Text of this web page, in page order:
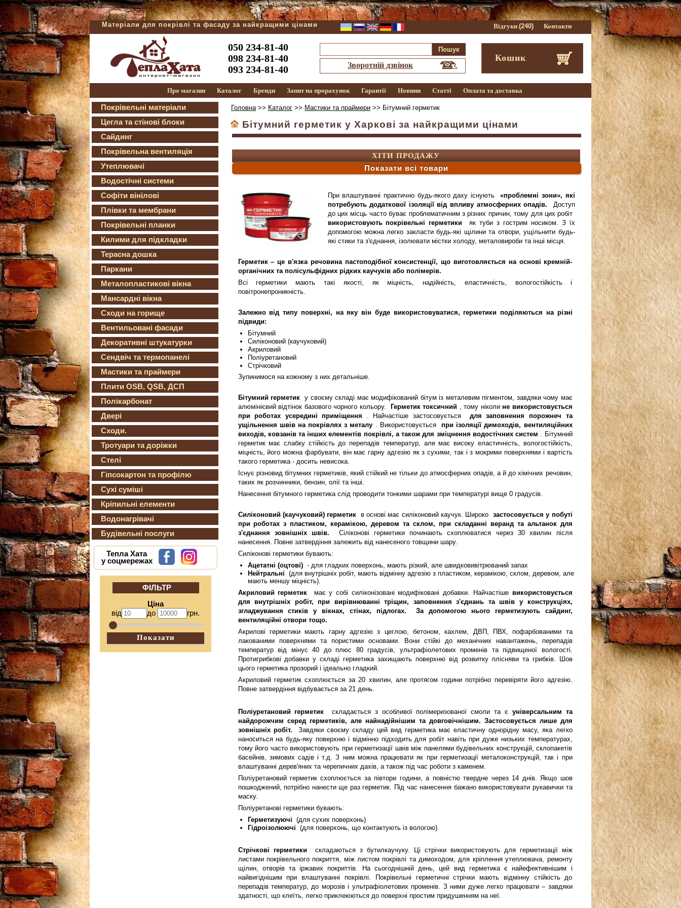
Матеріали для покрівлі та фасаду за найкращими цінами Відгуки (240) Контакти
050 234-81-40
098 234-81-40
093 234-81-40
Зворотній дзвінок
Кошик
Про магазин Каталог Бренди Запит на прорахунок Гарантії Новини Статті Оплата та доставка
Покрівельні матеріали
Цегла та стінові блоки
Сайдинг
Покрівельна вентиляція
Утеплювачі
Водостічні системи
Софіти вінілові
Плівки та мембрани
Покрівельні планки
Килими для підкладки
Терасна дошка
Паркани
Металопластикові вікна
Мансардні вікна
Сходи на горище
Вентильовані фасади
Декоративні штукатурки
Сендвіч та термопанелі
Мастики та праймери
Плити OSB, QSB, ДСП
Полікарбонат
Двері
Сходи.
Тротуари та доріжки
Стелі
Гіпсокартон та профілю
Сухі суміші
Кріпильні елементи
Водонагрівачі
Будівельні послуги
Тепла Хата
у соцмережах
ФІЛЬТР
Ціна
від
до грн.
Показати
Головна>> Каталог >> Мастики та праймери >> Бітумний герметик
Бітумний герметик у Харкові за найкращими цінами
ХІТИ ПРОДАЖУ
Показати всі товари
При влаштуванні практично будь-якого даху існують«проблемні зони», які
потребують додаткової ізоляції від впливу атмосферних опадів.
Доступ
до цих місць часто буває проблематичним з різних причин, тому для цих робіт
використовують покрівельні герметики як туби з гострим носиком. З їх
допомогою можна легко закласти будь-які щілини та отвори, ущільнити будь-
які стики та з'єднання, ізолювати містки холоду, металовироби та інші місця.
Герметик – це в'язка речовина пастоподібної консистенції, що виготовляється на основі кремній-
органічних та полісульфідних рідких каучуків або полімерів.
Всі герметики мають такі якості, як міцність, надійність, еластичність, вологостійкість і
повітронепроникність.
Залежно від типу поверхні, на яку він буде використовуватися, герметики поділяються на різні
підвиди:
Бітумний
Силіконовий (каучуковий)
Акриловий
Поліуретановий
Стрічковий
Зупинимося на кожному з них детальніше.
Бітумний герметик у своєму складі має модифікований бітум із металевим пігментом, завдяки чому має
алюмінієвий відтінок базового чорного кольору.
Герметик токсичний , тому ніколи не використовується
при роботах усередині приміщення . Найчастіше застосовується для заповнення порожнеч та
ущільнення швів на покрівлях з металу . Використовуєтьсяпри ізоляції димоходів, вентиляційних
виходів, ковзанів та інших елементів покрівлі, а також для зміцнення водостічних систем . Бітумний
герметик має слабку стійкість до перепадів температур, але має високу еластичність, вологостійкість,
міцність, його можна фарбувати, він має гарну адгезію як з сухими, так і з мокрими поверхнями і вартість
такого герметика - досить невисока.
Існує різновид бітумних герметиків, який стійкий не тільки до атмосферних опадів, а й до хімічних речовин,
таких як розчинники, бензин, олії та інші.
Нанесення бітумного герметика слід проводити тонкими шарами при температурі вище 0 градусів.
Силіконовий (каучуковий) герметик в основі має силіконовий каучук. Широко застосовується у побуті
при роботах з пластиком, керамікою, деревом та склом, при складанні веранд та альтанок для
з'єднання зовнішніх швів. Cіліконові герметики починають схоплюватися через 30 хвилин після
нанесення. Повне затвердіння залежить від нанесеного товщини шару.
Силіконові герметики бувають:
Ацетатні (оцтові)- для гладких поверхонь, мають різкий, але швидковивітрюваний запах
Нейтральні (для внутрішніх робіт, мають відмінну адгезію з пластиком, керамікою, склом, деревом, але
мають меншу міцність).
Акриловий герметик має у собі силіконізовані модифіковані добавки. Найчастіше використовується
для внутрішніх робіт, при вирівнюванні тріщин, заповнення з'єднань та швів у конструкціях,
згладжування стиків у вікнах, стінах, підлогах.
За допомогою нього герметизують сайдинг,
вентиляційні отвори тощо.
Акрилові герметики мають гарну адгезію з цеглою, бетоном, кахлем, ДВП, ПВХ, пофарбованими та
лакованими поверхнями та пористими основами. Вони стійкі до механічних навантажень, перепадів
температур від мінус 40 до плюс 80 градусів, ультрафіолетових променів та підвищеної вологості.
Протигрибкові добавки у складі герметика захищають поверхню від розвитку плісняви ​​та грибків. Шов
цього герметика прозорий і ідеально гладкий.
Акриловий герметик схоплюється за 20 хвилин, але протягом години потрібно перевіряти його адгезію.
Повне затвердіння відбувається за 21 день.
Поліуретановий герметик складається з особливої ​​полімеризованої смоли та є універсальним та
найдорожчим серед герметиків, але найнадійнішим та довговічнішим. Застосовується лише для
зовнішніх робіт. Завдяки своєму складу цей вид герметика має еластичну однорідну масу, яка легко
наноситься на будь-яку поверхню і відмінно підходить для робіт навіть при дуже низьких температурах,
тому його часто використовують при герметизації швів між панелями будівельних конструкцій, склопакетів
басейнів, зимових садів і т.д. З ним можна працювати як при герметизації металоконструкцій, так і при
влаштуванні дерев'яних та черепичних дахів, а також під час роботи з каменем.
Поліуретановий герметик схоплюється за півтори години, а повністю твердне через 14 днів. Якщо шов
пошкоджений, потрібно нанести ще раз герметик. Під час нанесення бажано використовувати рукавички та
маску.
Поліуретанові герметики бувають:
Герметизуючі (для сухих поверхонь)
Гідроізолюючі (для поверхонь, що контактують із вологою).
Стрічкові герметики
складаються з бутилкаучуку. Ці стрічки використовують для герметизації між
листами покрівельного покриття, між листом покрівлі та димоходом, для кріплення утеплювача, ремонту
щілин, отворів та іржавих покриттів. На сьогоднішній день, цей вид герметика є найефективнішим і
найвигіднішим при влаштуванні покрівлі. Покрівельні герметичні стрічки мають відмінну стійкість до
перепадів температур, до морозів і ультрафіолетових променів. З ними дуже легко працювати – завдяки
здатності, що клеїть, легко приклеюються до поверхні простим придушенням на неї.